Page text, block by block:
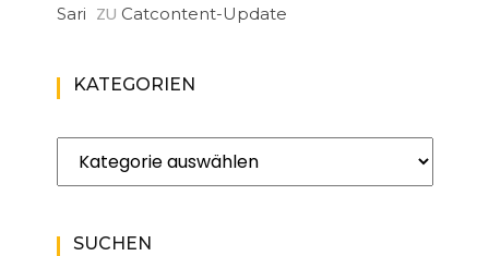
Sari ZU Catcontent-Update
KATEGORIEN
Kategorien
SUCHEN